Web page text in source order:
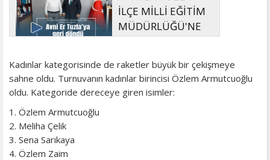
İLÇE MİLLİ EĞİTİM
MÜDÜRLÜĞÜ'NE
ŞUBE MÜDÜRÜ
Kadınlar kategorisinde de raketler büyük bir çekişmeye
sahne oldu. Turnuvanın kadınlar birincisi Özlem Armutcuoğlu
oldu. Kategoride dereceye giren isimler:
1. Özlem Armutcuoğlu
2. Meliha Çelik
3. Sena Sarıkaya
4. Özlem Zaim